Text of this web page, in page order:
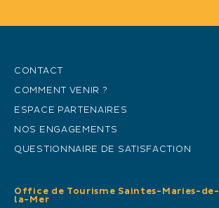
CONTACT
COMMENT VENIR ?
ESPACE PARTENAIRES
NOS ENGAGEMENTS
QUESTIONNAIRE DE SATISFACTION
Office de Tourisme Saintes-Maries-de-
la-Mer